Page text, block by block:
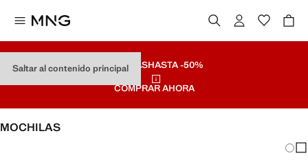
Saltar al contenido principal
REBAJASHASTA -50%
COMPRAR AHORA
MOCHILAS